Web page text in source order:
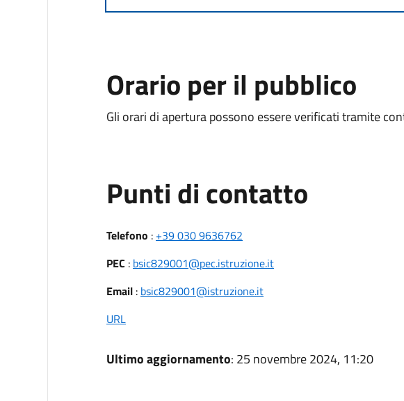
Orario per il pubblico
Gli orari di apertura possono essere verificati tramite
Punti di contatto
Telefono : +39 030 9636762
PEC : bsic829001@pec.istruzione.it
Email: bsic829001@istruzione.it
URL
Ultimo aggiornamento: 25 novembre 2024, 11:20